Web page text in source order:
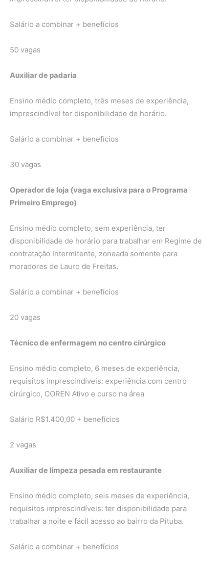
Salário a combinar + benefícios
50 vagas
Auxiliar de padaria
Ensino médio completo, três meses de experiência,
imprescindível ter disponibilidade de horário.
Salário a combinar + benefícios
30 vagas
Operador de loja (vaga exclusiva para o Programa
Primeiro Emprego)
Ensino médio completo, sem experiência, ter
disponibilidade de horário para trabalhar em Regime de
contratação Intermitente, zoneada somente para
moradores de Lauro de Freitas.
Salário a combinar + benefícios
20 vagas
Técnico de enfermagem no centro cirúrgico
Ensino médio completo, 6 meses de experiência,
requisitos imprescindíveis: experiência com centro
cirúrgico, COREN Ativo e curso na área
Salário R$1.400,00 + benefícios
2 vagas
Auxiliar de limpeza pesada em restaurante
Ensino médio completo, seis meses de experiência,
requisitos imprescindíveis: ter disponibilidade para
trabalhar a noite e fácil acesso ao bairro da Pituba.
Salário a combinar + benefícios